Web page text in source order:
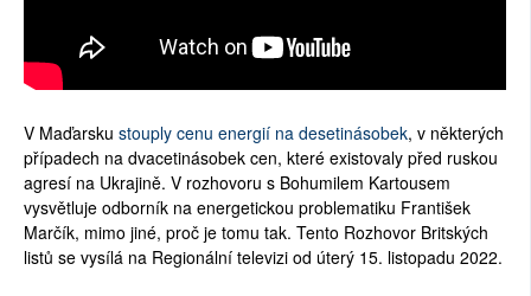
V Maďarsku stouply cenu energií na desetinásobek, v některých
případech na dvacetinásobek cen, které existovaly před ruskou
agresí na Ukrajině. V rozhovoru s Bohumilem Kartousem
vysvětluje odborník na energetickou problematiku František
Marčík, mimo jiné, proč je tomu tak. Tento Rozhovor Britských
listů se vysílá na Regionální televizi od úterý 15. listopadu 2022.